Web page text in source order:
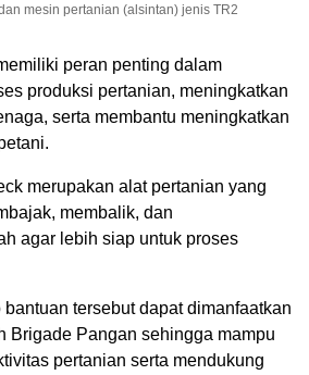
mesin pertanian (alsintan) jenis TR2
peran penting dalam
produksi pertanian, meningkatkan
serta membantu meningkatkan
merupakan alat pertanian yang
membalik, dan
agar lebih siap untuk proses
tersebut dapat dimanfaatkan
Brigade Pangan sehingga mampu
pertanian serta mendukung